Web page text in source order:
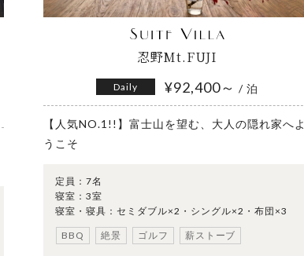
忍野Mt.FUJI
Daily ¥92,400～ / 泊
【人気NO.1!!】富士山を望む、大人の隠れ家へよ
うこそ
定員： 7名
寝室： 3室
寝室・寝具： セミダブル×2・シングル×2・布団×3
BBQ 絶景 ゴルフ 薪ストーブ